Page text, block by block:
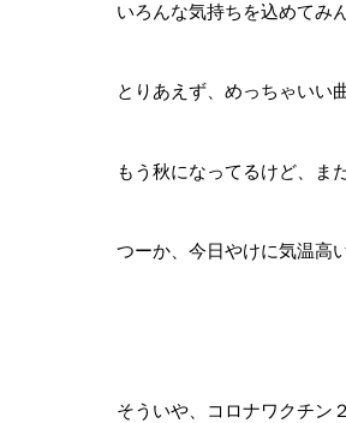
いろんな気持ちを込めてみ
とりあえず、めっちゃいい
もう秋になってるけど、ま
つーか、今日やけに気温高
そういや、コロナワクチン